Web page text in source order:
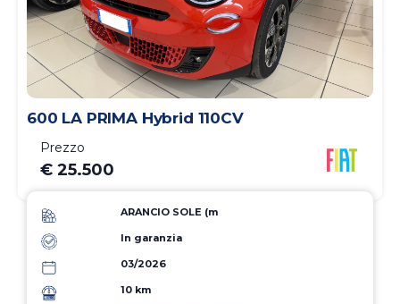
600 LA PRIMA Hybrid 110CV
Prezzo
€ 25.500
ARANCIO SOLE (m
In garanzia
03/2026
10 km